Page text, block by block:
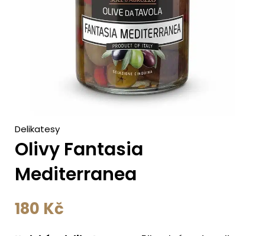
Delikatesy
Olivy Fantasia
Mediterranea
180 Kč